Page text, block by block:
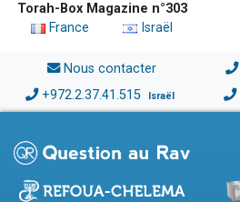
Torah-Box Magazine n°303
France
Israël
Nous contacter
+972.2.37.41.515 Israël